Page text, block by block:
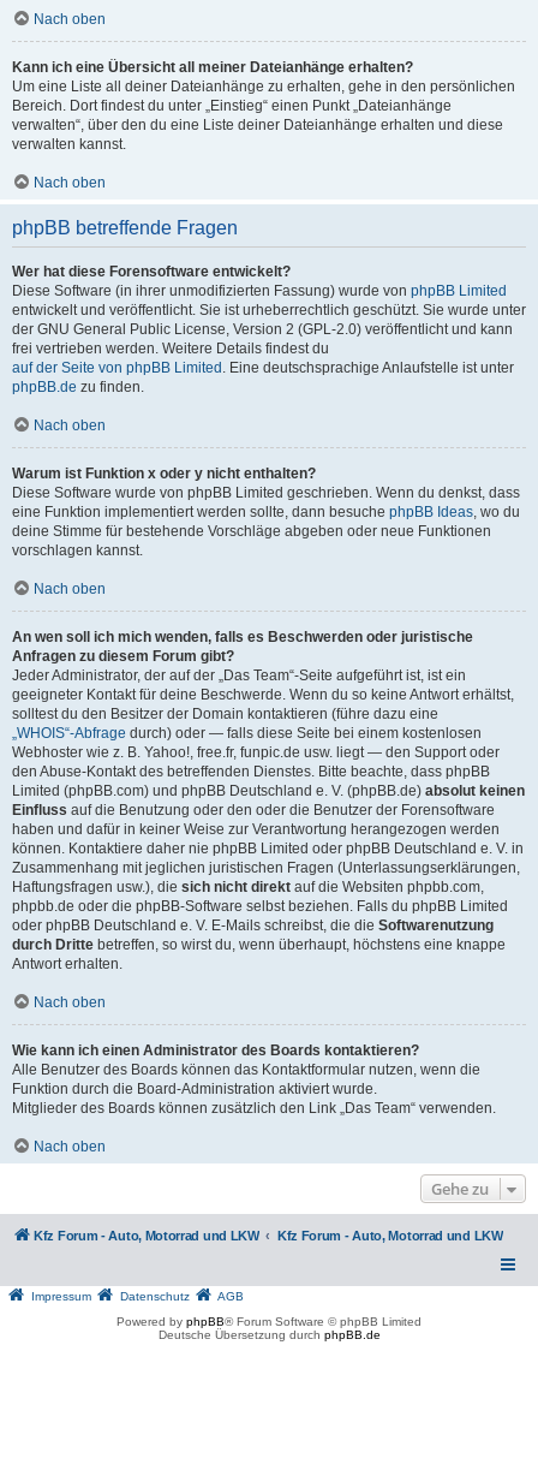
Nach oben
Kann ich eine Übersicht all meiner Dateianhänge erhalten?
Um eine Liste all deiner Dateianhänge zu erhalten, gehe in den persönlichen
Bereich. Dort findest du unter „Einstieg“ einen Punkt „Dateianhänge
verwalten“, über den du eine Liste deiner Dateianhänge erhalten und diese
verwalten kannst.
Nach oben
phpBB betreffende Fragen
Wer hat diese Forensoftware entwickelt?
Diese Software (in ihrer unmodifizierten Fassung) wurde von phpBB Limited
entwickelt und veröffentlicht. Sie ist urheberrechtlich geschützt. Sie wurde unter
der GNU General Public License, Version 2 (GPL-2.0) veröffentlicht und kann
frei vertrieben werden. Weitere Details findest du
auf der Seite von phpBB Limited . Eine deutschsprachige Anlaufstelle ist unter
phpBB.de zu finden.
Nach oben
Warum ist Funktion x oder y nicht enthalten?
Diese Software wurde von phpBB Limited geschrieben. Wenn du denkst, dass
eine Funktion implementiert werden sollte, dann besuche phpBB Ideas, wo du
deine Stimme für bestehende Vorschläge abgeben oder neue Funktionen
vorschlagen kannst.
Nach oben
An wen soll ich mich wenden, falls es Beschwerden oder juristische
Anfragen zu diesem Forum gibt?
Jeder Administrator, der auf der „Das Team“-Seite aufgeführt ist, ist ein
geeigneter Kontakt für deine Beschwerde. Wenn du so keine Antwort erhältst,
solltest du den Besitzer der Domain kontaktieren (führe dazu eine
„WHOIS“-Abfrage durch) oder — falls diese Seite bei einem kostenlosen
Webhoster wie z. B. Yahoo!, free.fr, funpic.de usw. liegt — den Support oder
den Abuse-Kontakt des betreffenden Dienstes. Bitte beachte, dass phpBB
Limited (phpBB.com) und phpBB Deutschland e. V. (phpBB.de) absolut keinen
Einfluss auf die Benutzung oder den oder die Benutzer der Forensoftware
haben und dafür in keiner Weise zur Verantwortung herangezogen werden
können. Kontaktiere daher nie phpBB Limited oder phpBB Deutschland e. V. in
Zusammenhang mit jeglichen juristischen Fragen (Unterlassungserklärungen,
Haftungsfragen usw.), die sich nicht direkt auf die Websiten phpbb.com,
phpbb.de oder die phpBB-Software selbst beziehen. Falls du phpBB Limited
oder phpBB Deutschland e. V. E-Mails schreibst, die die Softwarenutzung
durch Dritte betreffen, so wirst du, wenn überhaupt, höchstens eine knappe
Antwort erhalten.
Nach oben
Wie kann ich einen Administrator des Boards kontaktieren?
Alle Benutzer des Boards können das Kontaktformular nutzen, wenn die
Funktion durch die Board-Administration aktiviert wurde.
Mitglieder des Boards können zusätzlich den Link „Das Team“ verwenden.
Nach oben
Gehe zu
Kfz Forum - Auto, Motorrad und LKW Kfz Forum - Auto, Motorrad und LKW
Impressum Datenschutz
AGB
Powered by phpBB® Forum Software © phpBB Limited
Deutsche Übersetzung durch phpBB.de